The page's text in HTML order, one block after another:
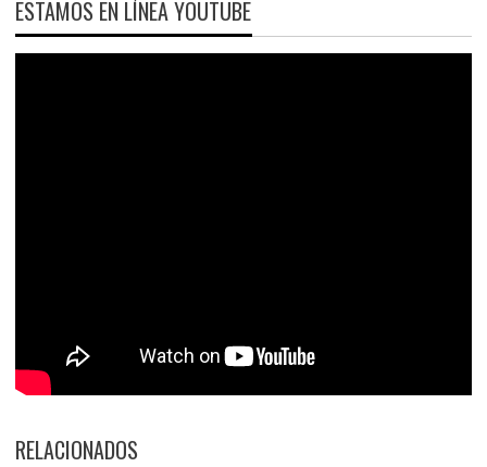
ESTAMOS EN LÍNEA YOUTUBE
RELACIONADOS